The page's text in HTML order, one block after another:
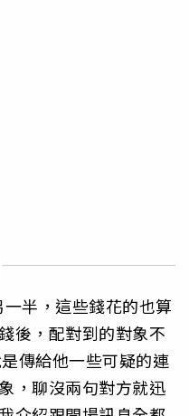
半，這些錢花的也算
後，配對到的對象不
傳給他一些可疑的連
，聊沒兩句對方就迅